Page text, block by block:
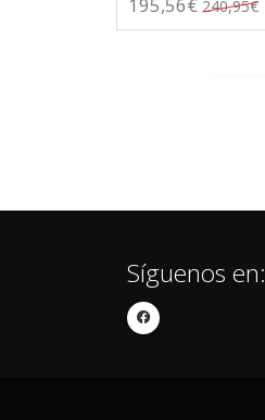
240,95€
Síguenos en: